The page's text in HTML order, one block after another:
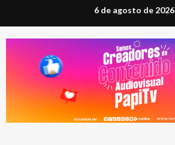
al
contenido
6 de agosto de 2026